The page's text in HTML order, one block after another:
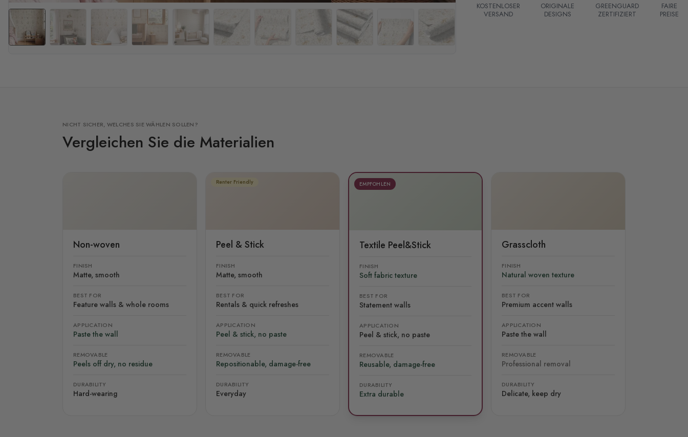
KOSTENLOSER
VERSAND
ORIGINALE
DESIGNS
GREENGUARD
ZERTIFIZIERT
FAIRE
PREISE
NICHT SICHER, WELCHES SIE WÄHLEN SOLLEN?
Vergleichen Sie die Materialien
Non-woven
FINISH
Matte, smooth
BEST FOR
Feature walls & whole rooms
APPLICATION
Paste the wall
REMOVABLE
Peels off dry, no residue
DURABILITY
Hard-wearing
Renter Friendly
Peel & Stick
FINISH
Matte, smooth
BEST FOR
Rentals & quick refreshes
APPLICATION
Peel & stick, no paste
REMOVABLE
Repositionable, damage-free
DURABILITY
Everyday
EMPFOHLEN
Textile Peel&Stick
FINISH
Soft fabric texture
BEST FOR
Statement walls
APPLICATION
Peel & stick, no paste
REMOVABLE
Reusable, damage-free
DURABILITY
Extra durable
Grasscloth
FINISH
Natural woven texture
BEST FOR
Premium accent walls
APPLICATION
Paste the wall
REMOVABLE
Professional removal
DURABILITY
Delicate, keep dry